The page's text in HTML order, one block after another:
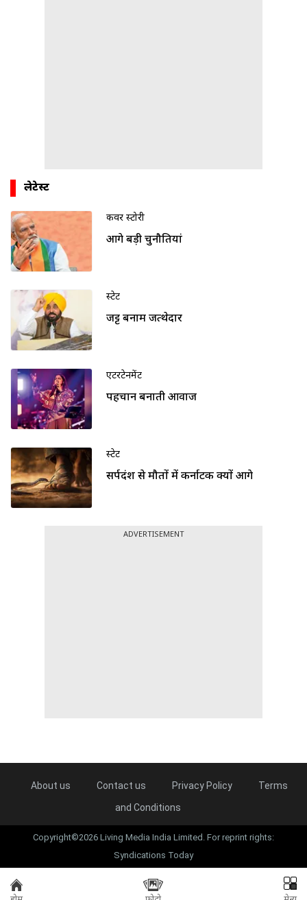
लेटेस्ट
कवर स्टोरी
आगे बड़ी चुनौतियां
स्टेट
जट्ट बनाम जत्थेदार
एंटरटेनमेंट
पहचान बनाती आवाज
स्टेट
सर्पदंश से मौतों में कर्नाटक क्यों आगे
ADVERTISEMENT
About us Contact us Privacy Policy
Terms
and Conditions
Copyright©2026 Living Media India Limited. For reprint rights:
Syndications Today